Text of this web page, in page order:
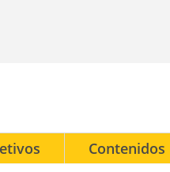
Contenidos